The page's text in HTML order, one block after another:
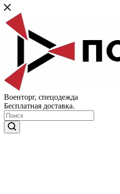
Военторг, спецодежда
Бесплатная доставка.